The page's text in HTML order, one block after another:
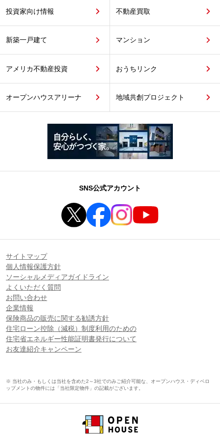
投資家向け情報 不動産買取
新築一戸建て マンション
アメリカ不動産投資 おうちリンク
オープンハウスアリーナ 地域共創プロジェクト
SNS公式アカウント
サイトマップ
個人情報保護方針
ソーシャルメディアガイドライン
よくいただく質問
お問い合わせ
企業情報
保険商品の販売に関する勧誘方針
住宅ローン控除（減税）制度利用のための
住宅省エネルギー性能証明書発行について
お友達紹介キャンペーン
※ 当社のみ・もしくは当社を含めた2～3社でのみご紹介可能な、オープンハウス・ディベロ
ップメントの物件には「当社限定物件」の記載がございます。